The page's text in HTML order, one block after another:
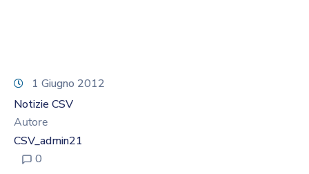
1 Giugno 2012
Notizie CSV
Autore
CSV_admin21
0